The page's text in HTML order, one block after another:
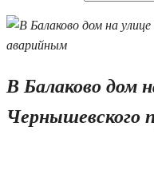
В Балаково дом
Чернышевского